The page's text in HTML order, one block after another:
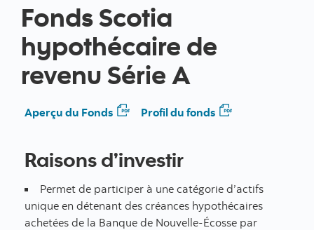
Fonds Scotia
hypothécaire de
revenu Série A
Aperçu du Fonds Profil du fonds
Raisons d’investir
Permet de participer à une catégorie d’actifs
unique en détenant des créances hypothécaires
achetées de la Banque de Nouvelle-Écosse par